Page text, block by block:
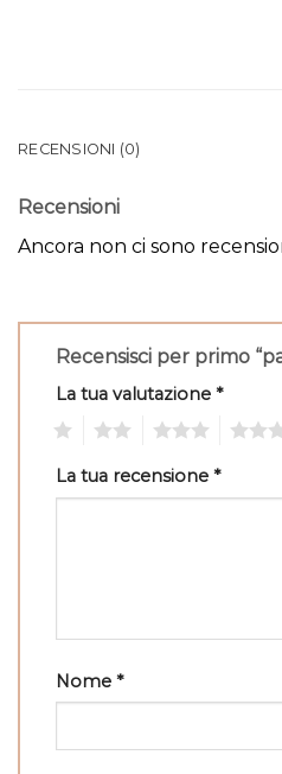
RECENSIONI (0)
Recensioni
Ancora non ci sono
Recensisci per primo
La tua valutazione *
La tua recensione *
Nome *